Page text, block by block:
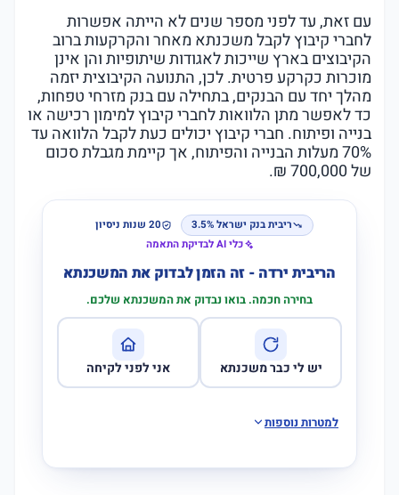
עם זאת, עד לפני מספר שנים לא הייתה אפשרות
לחברי קיבוץ לקבל משכנתא מאחר והקרקעות ברוב
הקיבוצים בארץ שייכות לאגודות שיתופיות והן אינן
מוכרות כקרקע פרטית. לכן, התנועה הקיבוצית יזמה
מהלך יחד עם הבנקים, בתחילה עם בנק מזרחי טפחות,
כד לאפשר מתן הלוואות לחברי קיבוץ למימון רכישה או
בנייה ופיתוח. חברי קיבוץ יכולים כעת לקבל הלוואה עד
70% מעלות הבנייה והפיתוח, אך קיימת מגבלת סכום
של 700,000 ₪.
ריבית בנק ישראל 3.5%
20 שנות ניסיון
כלי AI לבדיקת התאמה
הריבית ירדה - זה הזמן לבדוק את המשכנתא
בחירה חכמה. בואו נבדוק את המשכנתא שלכם.
יש לי כבר משכנתא אני לפני לקיחה
למטרות נוספות